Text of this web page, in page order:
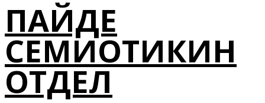
ПАЙДЕ
СЕМИОТИКИН
ОТДЕЛ